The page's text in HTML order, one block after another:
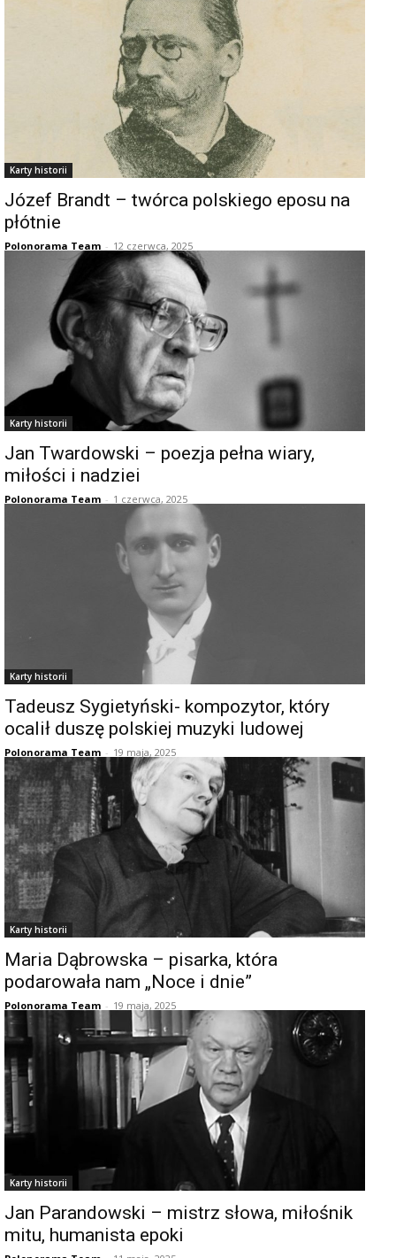
Karty historii
Józef Brandt – twórca polskiego eposu na
płótnie
Polonorama Team - 12 czerwca, 2025
Karty historii
Jan Twardowski – poezja pełna wiary,
miłości i nadziei
Polonorama Team - 1 czerwca, 2025
Karty historii
Tadeusz Sygietyński- kompozytor, który
ocalił duszę polskiej muzyki ludowej
Polonorama Team - 19 maja, 2025
Karty historii
Maria Dąbrowska – pisarka, która
podarowała nam „Noce i dnie”
Polonorama Team - 19 maja, 2025
Karty historii
Jan Parandowski – mistrz słowa, miłośnik
mitu, humanista epoki